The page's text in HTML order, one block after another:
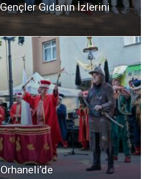
Gıdanın İzlerini